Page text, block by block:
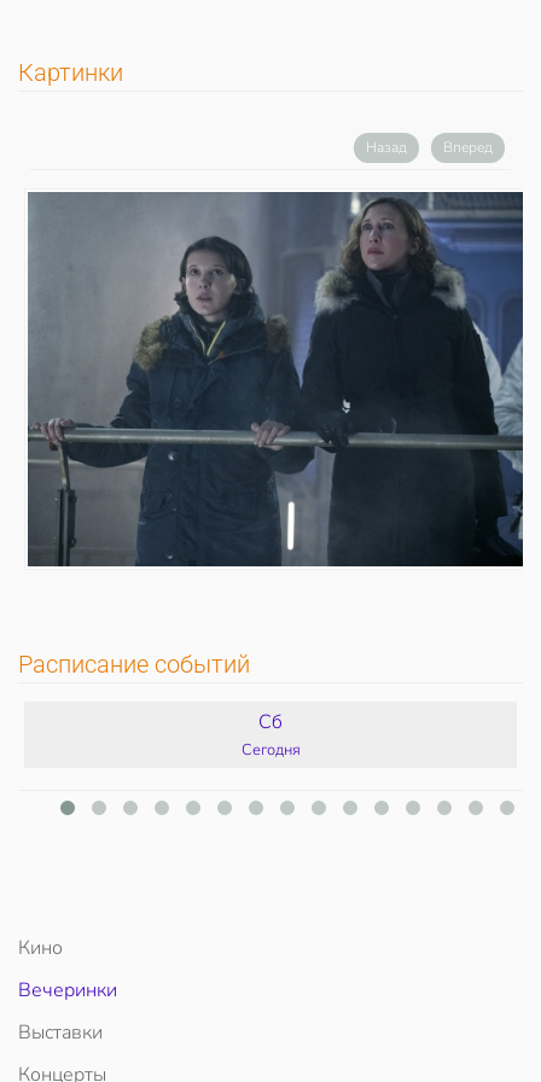
Картинки
Назад Вперед
Расписание событий
Сб
Сегодня
Кино
Вечеринки
Выставки
Концерты